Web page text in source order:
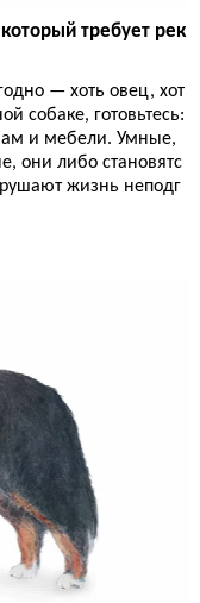
требует рек
— хоть овец, хот
собаке, готовьтесь:
и мебели. Умные,
они либо становятс
жизнь неподг